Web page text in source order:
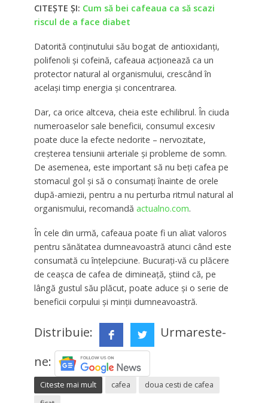
CITEȘTE ȘI: Cum să bei cafeaua ca să scazi
riscul de a face diabet
Datorită conținutului său bogat de antioxidanți,
polifenoli și cofeină, cafeaua acționează ca un
protector natural al organismului, crescând în
același timp energia și concentrarea.
Dar, ca orice altceva, cheia este echilibrul. În ciuda
numeroaselor sale beneficii, consumul excesiv
poate duce la efecte nedorite – nervozitate,
creșterea tensiunii arteriale și probleme de somn.
De asemenea, este important să nu beți cafea pe
stomacul gol și să o consumați înainte de orele
după-amiezii, pentru a nu perturba ritmul natural al
organismului, recomandă actualno.com.
În cele din urmă, cafeaua poate fi un aliat valoros
pentru sănătatea dumneavoastră atunci când este
consumată cu înțelepciune. Bucurați-vă cu plăcere
de ceașca de cafea de dimineață, știind că, pe
lângă gustul său plăcut, poate aduce și o serie de
beneficii corpului și minții dumneavoastră.
Distribuie:
Urmareste-
ne:
Citeste mai mult cafea
doua cesti de cafea